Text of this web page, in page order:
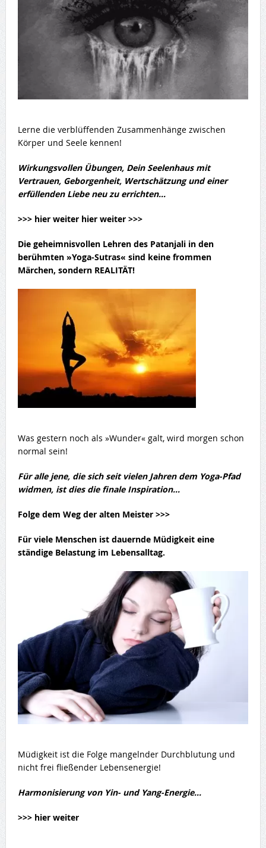
Lerne die verblüffenden Zusammenhänge zwischen
Körper und Seele kennen!
Wirkungsvollen Übungen, Dein Seelenhaus mit
Vertrauen, Geborgenheit, Wertschätzung und einer
erfüllenden Liebe neu zu errichten…
>>> hier weiter hier weiter >>>
Die geheimnisvollen Lehren des Patanjali in den
berühmten »Yoga-Sutras« sind keine frommen
Märchen, sondern REALITÄT!
Was gestern noch als »Wunder« galt, wird morgen schon
normal sein!
Für alle jene, die sich seit vielen Jahren dem Yoga-Pfad
widmen, ist dies die finale Inspiration…
Folge dem Weg der alten Meister >>>
Für viele Menschen ist dauernde Müdigkeit eine
ständige Belastung im Lebensalltag.
Müdigkeit ist die Folge mangelnder Durchblutung und
nicht frei fließender Lebensenergie!
Harmonisierung von Yin- und Yang-Energie…
>>> hier weiter